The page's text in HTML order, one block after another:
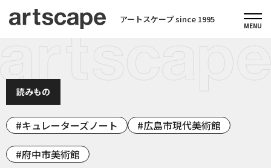
アートスケープ since 1995
読みもの
キュレーターズノート
広島市現代美術館
府中市美術館